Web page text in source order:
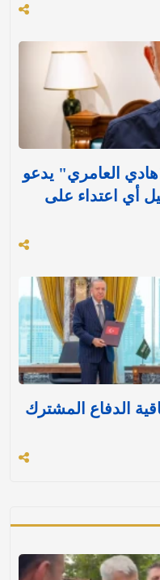
العامري" يدعو
أي اعتداء على
الدفاع المشترك